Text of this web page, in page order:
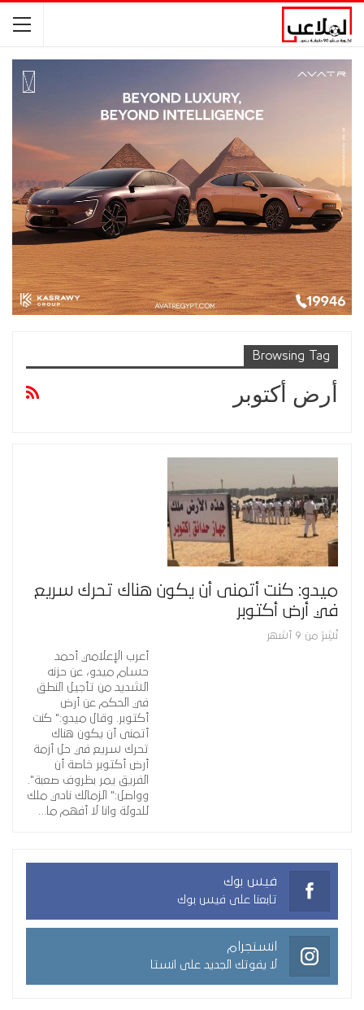
Browsing Tag
أرض أكتوبر
ميدو: كنت أتمنى أن يكون هناك تحرك سريع
في أرض أكتوبر
نُشِرَ من 9 أشهر
أعرب الإعلامي أحمد
حسام ميدو، عن حزنه
الشديد من تأجيل النطق
في الحكم عن أرض
أكتوبر. وقال ميدو:" كنت
أتمنى أن يكون هناك
تحرك سريع في حل أزمة
أرض أكتوبر خاصة أن
الفريق يمر بظروف صعبة".
وواصل:" الزمالك نادي ملك
للدولة وانا لا أفهم ما…
فيس بوك
تابعنا على فيس بوك
انستجرام
لا يفوتك الجديد على انستا